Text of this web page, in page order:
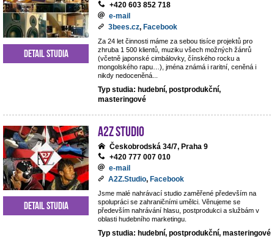
+420 603 852 718
e-mail
3bees.cz, Facebook
Za 24 let činnosti máme za sebou tisíce projektů pro
zhruba 1 500 klientů, muziku všech možných žánrů
(včetně japonské cimbálovky, čínského rocku a
mongolského rapu…), jména známá i raritní, ceněná i
nikdy nedoceněná...
Typ studia: hudební, postprodukční,
masteringové
Detail studia
A2Z Studio
Českobrodská 34/7, Praha 9
+420 777 007 010
e-mail
A2Z.Studio, Facebook
Jsme malé nahrávací studio zaměřené především na
spolupráci se zahraničními umělci. Věnujeme se
především nahrávání hlasu, postprodukci a službám v
oblasti hudebního marketingu.
Typ studia: hudební, postprodukční, masteringové
Detail studia